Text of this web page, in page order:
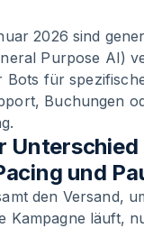
2026 sind
Purpose AI)
Bots für
Buchungen
und
den Versand,
Kampagne läuft,